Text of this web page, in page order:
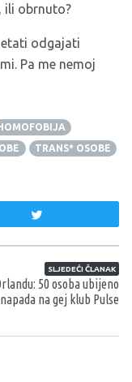
ili obrnuto?
odgajati
Pa me nemoj
TRANS* OSOBE
SLJEDEĆI ČLANAK
50 osoba ubijeno
na gej klub Pulse